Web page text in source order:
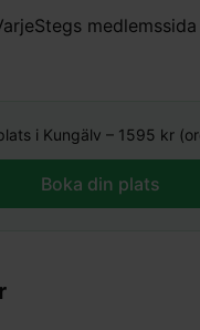
i Kungälv – 1595 kr
Boka din plats ​